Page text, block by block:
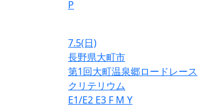
P
7.5(日)
長野県大町市
第1回大町温泉郷ロードレース
クリテリウム
E1/E2 E3 F M Y